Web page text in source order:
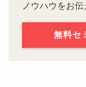
ノウハウをお伝
無料セ